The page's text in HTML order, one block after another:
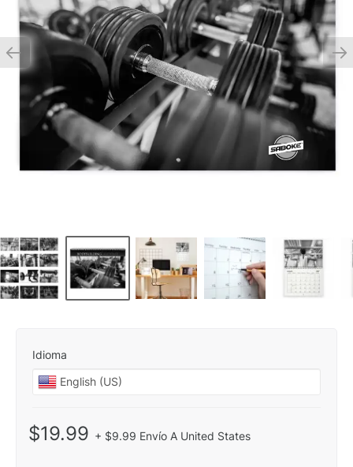
Idioma
$19.99 + $9.99 Envío A United States